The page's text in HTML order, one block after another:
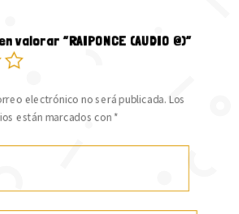
valorar “RAIPONCE (AUDIO @)”
electrónico no será publicada. Los
están marcados con*